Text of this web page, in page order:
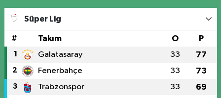
Süper Lig
# Takım O P
1 Galatasaray 33 77
2 Fenerbahçe 33 73
3 Trabzonspor 33 69